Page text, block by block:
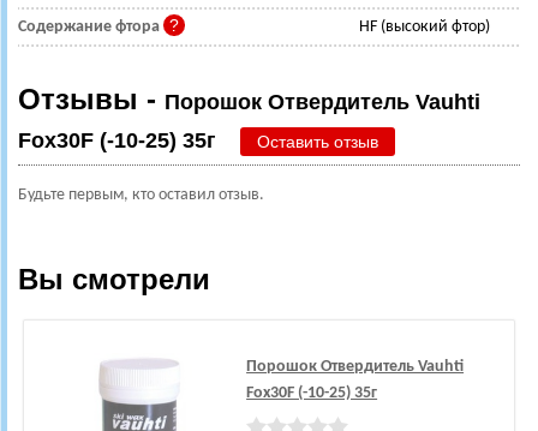
Содержание фтора HF (высокий фтор)
Отзывы - Порошок Отвердитель Vauhti
Fox30F (-10-25) 35г
Оставить отзыв
Будьте первым, кто оставил отзыв.
Вы смотрели
Порошок Отвердитель Vauhti
Fox30F (-10-25) 35г